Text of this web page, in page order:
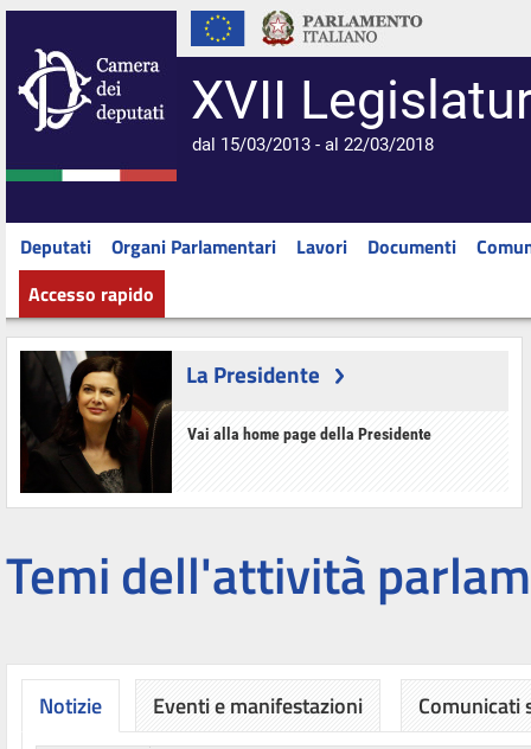
XVII
dal 15/03/2013 - al 22/03/2018
Deputati Organi Parlamentari Lavori Documenti
Accesso rapido
La Presidente
Vai alla home page della Presidente
Temi dell'attività
Notizie Eventi e manifestazioni Comunicati